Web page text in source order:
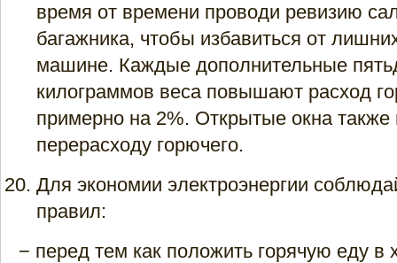
время от времени проводи ревизию
багажника, чтобы избавиться от
машине. Каждые дополнительные
килограммов веса повышают расход
примерно на 2%. Открытые окна также
перерасходу горючего.
Для экономии электроэнергии
правил:
− перед тем как положить горячую еду в